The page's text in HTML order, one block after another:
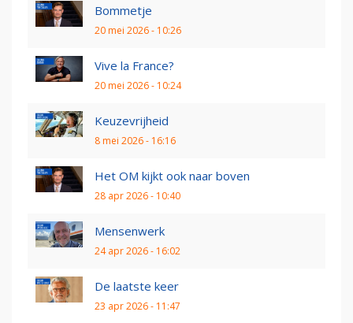
Bommetje
20 mei 2026 - 10:26
Vive la France?
20 mei 2026 - 10:24
Keuzevrijheid
8 mei 2026 - 16:16
Het OM kijkt ook naar boven
28 apr 2026 - 10:40
Mensenwerk
24 apr 2026 - 16:02
De laatste keer
23 apr 2026 - 11:47